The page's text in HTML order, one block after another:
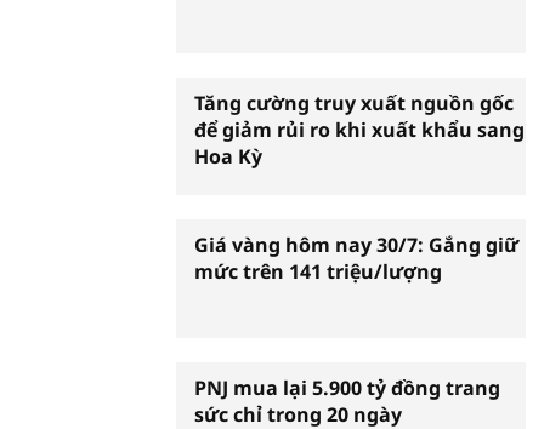
Tăng cường truy xuất nguồn gốc
để giảm rủi ro khi xuất khẩu sang
Hoa Kỳ
Giá vàng hôm nay 30/7: Gắng giữ
mức trên 141 triệu/lượng
PNJ mua lại 5.900 tỷ đồng trang
sức chỉ trong 20 ngày